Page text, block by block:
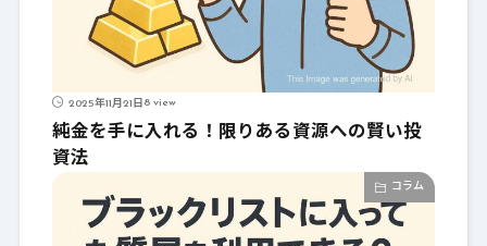
2025年11月21日8 view
純金を手に入れる！限りある資源への賢い投
資法
コラム